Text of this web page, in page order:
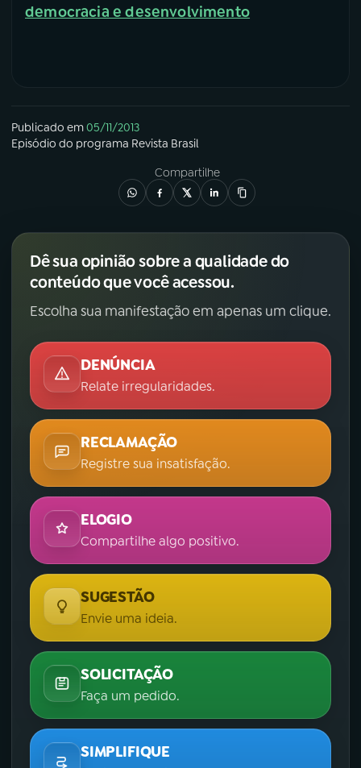
democracia e desenvolvimento
Publicado em05/11/2013
Episódio do programa Revista Brasil
Compartilhe
Dê sua opinião sobre a qualidade do
conteúdo que você acessou.
Escolha sua manifestação em apenas um clique.
DENÚNCIA
Relate irregularidades.
RECLAMAÇÃO
Registre sua insatisfação.
ELOGIO
Compartilhe algo positivo.
SUGESTÃO
Envie uma ideia.
SOLICITAÇÃO
Faça um pedido.
SIMPLIFIQUE